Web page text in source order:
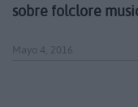
sobre folclore
Mayo 4, 2016